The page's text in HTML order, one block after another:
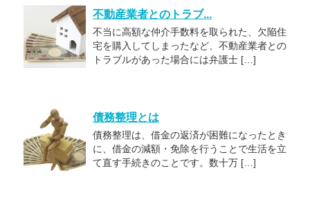
不動産業者とのトラブ...
不当に高額な仲介手数料を取られた、欠陥住
宅を購入してしまったなど、不動産業者との
トラブルがあった場合には弁護士 […]
債務整理とは
債務整理は、借金の返済が困難になったとき
に、借金の減額・免除を行うことで生活を立
て直す手続きのことです。数十万 […]